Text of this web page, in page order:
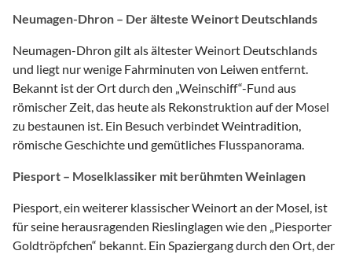
Neumagen-Dhron – Der älteste Weinort Deutschlands
Neumagen-Dhron gilt als ältester Weinort Deutschlands
und liegt nur wenige Fahrminuten von Leiwen entfernt.
Bekannt ist der Ort durch den „Weinschiff“-Fund aus
römischer Zeit, das heute als Rekonstruktion auf der Mosel
zu bestaunen ist. Ein Besuch verbindet Weintradition,
römische Geschichte und gemütliches Flusspanorama.
Piesport – Moselklassiker mit berühmten Weinlagen
Piesport, ein weiterer klassischer Weinort an der Mosel, ist
für seine herausragenden Rieslinglagen wie den „Piesporter
Goldtröpfchen“ bekannt. Ein Spaziergang durch den Ort, der